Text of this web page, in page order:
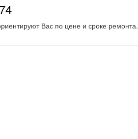
Вас по цене и сроке ремонта.